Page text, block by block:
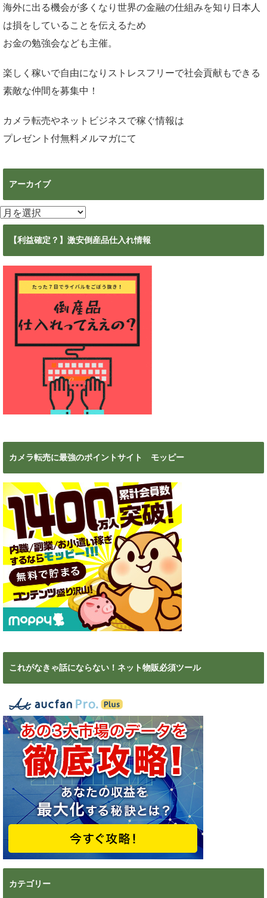
海外に出る機会が多くなり世界の金融の仕組みを知り日本人
は損をしていることを伝えるため
お金の勉強会なども主催。
楽しく稼いで自由になりストレスフリーで社会貢献もできる
素敵な仲間を募集中！
カメラ転売やネットビジネスで稼ぐ情報は
プレゼント付無料メルマガにて
アーカイブ
ア
ー
【利益確定？】激安倒産品仕入れ情報
カメラ転売に最強のポイントサイト モッピー
これがなきゃ話にならない！ネット物販必須ツール
カテゴリー